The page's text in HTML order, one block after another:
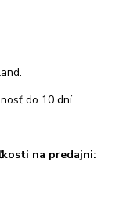
do 10 dní.
na predajni: